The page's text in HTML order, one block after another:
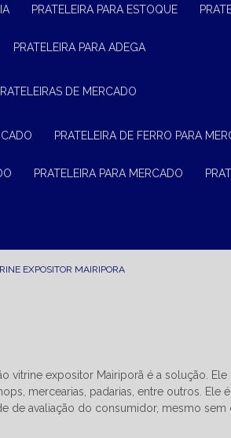
PRATELEIRA PARA ESTOQUE
PRATELEIRA PARA ADEGA
PRATELEIRAS DE MERCADO
PRATELEIRA DE FERRO PARA
PRATELEIRA PARA MERCADO
EXPOSITOR MAIRIPORA
vitrine expositor Mairiporã é a solução.
mercearias, padarias, entre outros. Ele é
de avaliação do consumidor, mesmo sem